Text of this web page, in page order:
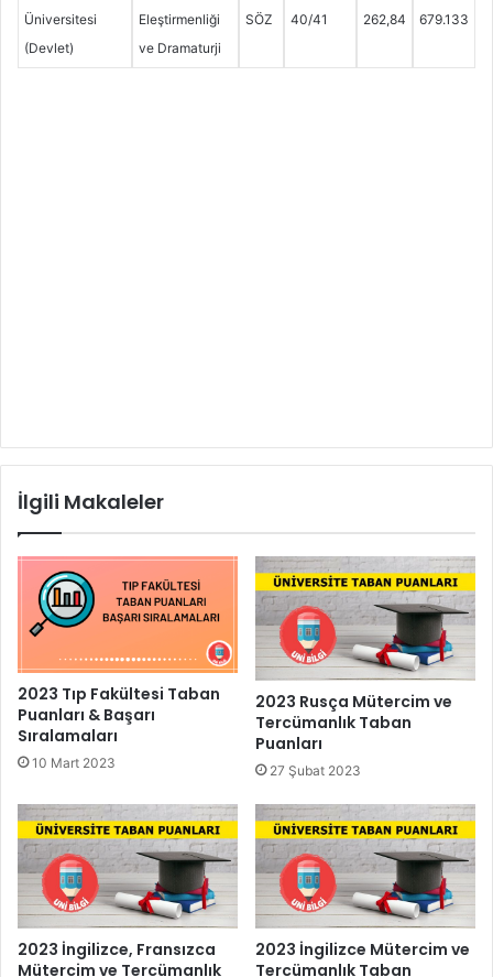
Üniversitesi
(Devlet)
Eleştirmenliği
ve Dramaturji
SÖZ 40/41 262,84 679.133
İlgili Makaleler
2023 Tıp Fakültesi Taban
Puanları & Başarı
Sıralamaları
10 Mart 2023
2023 Rusça Mütercim ve
Tercümanlık Taban
Puanları
27 Şubat 2023
2023 İngilizce, Fransızca
Mütercim ve Tercümanlık
2023 İngilizce Mütercim ve
Tercümanlık Taban